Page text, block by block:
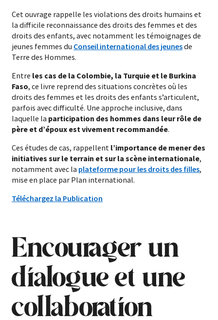
Cet ouvrage rappelle les violations des droits humains et
la difficile reconnaissance des droits des femmes et des
droits des enfants, avec notamment les témoignages de
jeunes femmes du Conseil international des jeunesde
Terre des Hommes.
Entre les cas de la Colombie, la Turquie et le Burkina
Faso, ce livre reprend des situations concrètes où les
droits des femmes et les droits des enfants s’articulent,
parfois avec difficulté. Une approche inclusive, dans
laquelle la participation des hommes dans leur rôle de
père et d’époux est vivement recommandée.
Ces études de cas, rappellent l’importance de mener des
initiatives sur le terrain et sur la scène internationale,
notamment avec la plateforme pour les droits des filles,
mise en place par Plan international.
Téléchargez la Publication
Encourager un
dialogue et une
collaboration